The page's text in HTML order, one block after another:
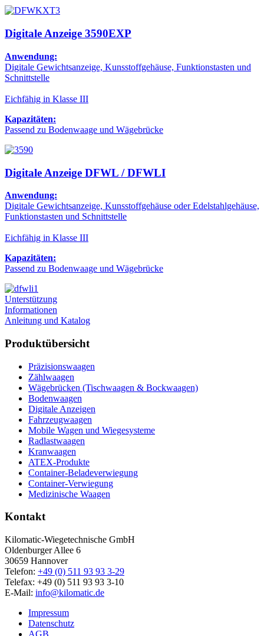
Digitale Anzeige 3590EXP
Anwendung:
Digitale Gewichtsanzeige, Kunsstoffgehäuse, Funktionstasten und
Schnittstelle
Eichfähig in Klasse III
Kapazitäten:
Passend zu Bodenwaage und Wägebrücke
Digitale Anzeige DFWL / DFWLI
Anwendung:
Digitale Gewichtsanzeige, Kunsstoffgehäuse oder Edelstahlgehäuse,
Funktionstasten und Schnittstelle
Eichfähig in Klasse III
Kapazitäten:
Passend zu Bodenwaage und Wägebrücke
Unterstützung
Informationen
Anleitung und Katalog
Produktübersicht
Präzisionswaagen
Zählwaagen
Wägebrücken (Tischwaagen & Bockwaagen)
Bodenwaagen
Digitale Anzeigen
Fahrzeugwaagen
Mobile Wagen und Wiegesysteme
Radlastwaagen
Kranwaagen
ATEX-Produkte
Container-Beladeverwiegung
Container-Verwiegung
Medizinische Waagen
Kontakt
Kilomatic-Wiegetechnische GmbH
Oldenburger Allee 6
30659 Hannover
Telefon: +49 (0) 511 93 93 3-29
Telefax: +49 (0) 511 93 93 3-10
E-Mail: info@kilomatic.de
Impressum
Datenschutz